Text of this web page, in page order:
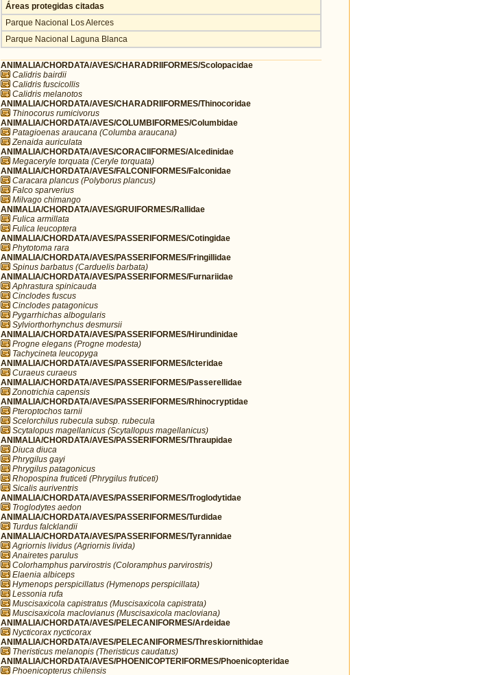
Áreas protegidas citadas
Parque Nacional Los Alerces
Parque Nacional Laguna Blanca
ANIMALIA/CHORDATA/AVES/CHARADRIIFORMES/Scolopacidae
Calidris bairdii
Calidris fuscicollis
Calidris melanotos
ANIMALIA/CHORDATA/AVES/CHARADRIIFORMES/Thinocoridae
Thinocorus rumicivorus
ANIMALIA/CHORDATA/AVES/COLUMBIFORMES/Columbidae
Patagioenas araucana (Columba araucana)
Zenaida auriculata
ANIMALIA/CHORDATA/AVES/CORACIIFORMES/Alcedinidae
Megaceryle torquata (Ceryle torquata)
ANIMALIA/CHORDATA/AVES/FALCONIFORMES/Falconidae
Caracara plancus (Polyborus plancus)
Falco sparverius
Milvago chimango
ANIMALIA/CHORDATA/AVES/GRUIFORMES/Rallidae
Fulica armillata
Fulica leucoptera
ANIMALIA/CHORDATA/AVES/PASSERIFORMES/Cotingidae
Phytotoma rara
ANIMALIA/CHORDATA/AVES/PASSERIFORMES/Fringillidae
Spinus barbatus (Carduelis barbata)
ANIMALIA/CHORDATA/AVES/PASSERIFORMES/Furnariidae
Aphrastura spinicauda
Cinclodes fuscus
Cinclodes patagonicus
Pygarrhichas albogularis
Sylviorthorhynchus desmursii
ANIMALIA/CHORDATA/AVES/PASSERIFORMES/Hirundinidae
Progne elegans (Progne modesta)
Tachycineta leucopyga
ANIMALIA/CHORDATA/AVES/PASSERIFORMES/Icteridae
Curaeus curaeus
ANIMALIA/CHORDATA/AVES/PASSERIFORMES/Passerellidae
Zonotrichia capensis
ANIMALIA/CHORDATA/AVES/PASSERIFORMES/Rhinocryptidae
Pteroptochos tarnii
Scelorchilus rubecula subsp. rubecula
Scytalopus magellanicus (Scytallopus magellanicus)
ANIMALIA/CHORDATA/AVES/PASSERIFORMES/Thraupidae
Diuca diuca
Phrygilus gayi
Phrygilus patagonicus
Rhopospina fruticeti (Phrygilus fruticeti)
Sicalis auriventris
ANIMALIA/CHORDATA/AVES/PASSERIFORMES/Troglodytidae
Troglodytes aedon
ANIMALIA/CHORDATA/AVES/PASSERIFORMES/Turdidae
Turdus falcklandii
ANIMALIA/CHORDATA/AVES/PASSERIFORMES/Tyrannidae
Agriornis lividus (Agriornis livida)
Anairetes parulus
Colorhamphus parvirostris (Coloramphus parvirostris)
Elaenia albiceps
Hymenops perspicillatus (Hymenops perspicillata)
Lessonia rufa
Muscisaxicola capistratus (Muscisaxicola capistrata)
Muscisaxicola maclovianus (Muscisaxicola macloviana)
ANIMALIA/CHORDATA/AVES/PELECANIFORMES/Ardeidae
Nycticorax nycticorax
ANIMALIA/CHORDATA/AVES/PELECANIFORMES/Threskiornithidae
Theristicus melanopis (Theristicus caudatus)
ANIMALIA/CHORDATA/AVES/PHOENICOPTERIFORMES/Phoenicopteridae
Phoenicopterus chilensis